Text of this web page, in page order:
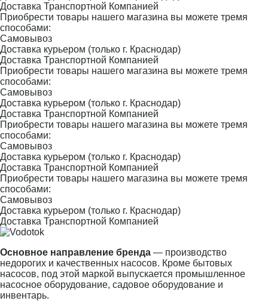
Доставка Транспортной Компанией
Приобрести товары нашего магазина вы можете тремя
способами:
Самовывоз
Доставка курьером (только г. Краснодар)
Доставка Транспортной Компанией
Приобрести товары нашего магазина вы можете тремя
способами:
Самовывоз
Доставка курьером (только г. Краснодар)
Доставка Транспортной Компанией
Приобрести товары нашего магазина вы можете тремя
способами:
Самовывоз
Доставка курьером (только г. Краснодар)
Доставка Транспортной Компанией
Приобрести товары нашего магазина вы можете тремя
способами:
Самовывоз
Доставка курьером (только г. Краснодар)
Доставка Транспортной Компанией
Основное направление бренда — производство
недорогих и качественных насосов. Кроме бытовых
насосов, под этой маркой выпускается промышленное
насосное оборудование, садовое оборудование и
инвентарь.